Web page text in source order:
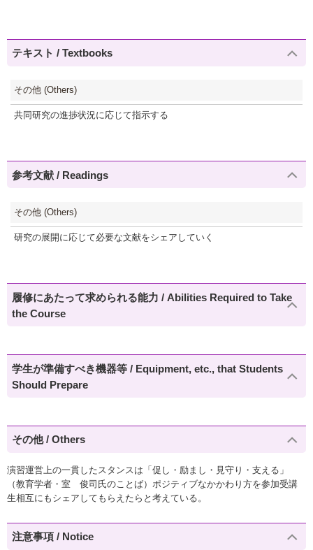
テキスト / Textbooks
その他 (Others)
共同研究の進捗状況に応じて指示する
参考文献 / Readings
その他 (Others)
研究の展開に応じて必要な文献をシェアしていく
履修にあたって求められる能力 / Abilities Required to Take
the Course
学生が準備すべき機器等 / Equipment, etc., that Students
Should Prepare
その他 / Others
演習運営上の一貫したスタンスは「促し・励まし・見守り・支える」
（教育学者・室 俊司氏のことば）ポジティブなかかわり方を参加受講
生相互にもシェアしてもらえたらと考えている。
注意事項 / Notice